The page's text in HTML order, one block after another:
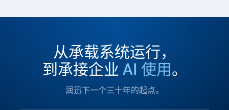
从承载系统运行，
到承接企业 AI 使用。
润迅下一个三十年的起点。